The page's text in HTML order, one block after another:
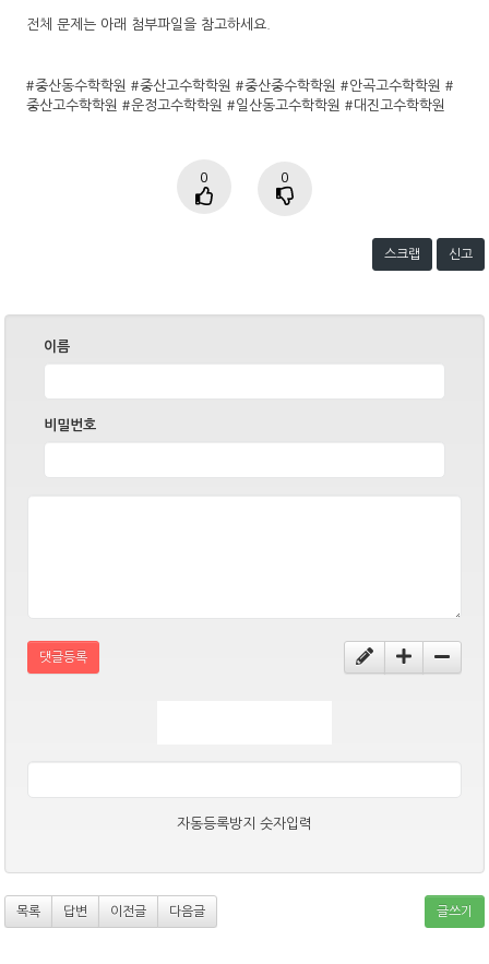
전체 문제는 아래 첨부파일을 참고하세요.
#중산동수학학원 #중산고수학학원 #중산중수학학원 #안곡고수학학원 #
중산고수학학원 #운정고수학학원 #일산동고수학학원 #대진고수학학원
0 0
스크랩 신고
이름
비밀번호
댓글등록
자동등록방지 숫자입력
목록 답변 이전글 다음글 글쓰기